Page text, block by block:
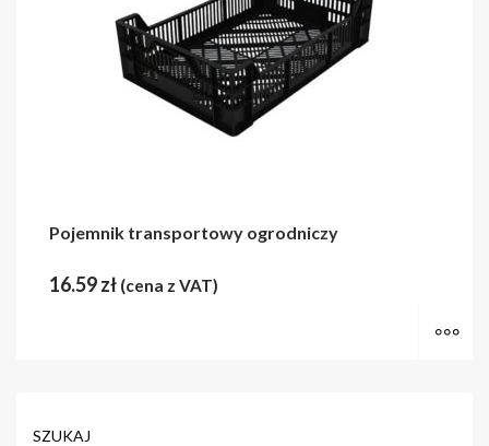
Pojemnik transportowy ogrodniczy
16.59zł (cena z VAT)
SZUKAJ